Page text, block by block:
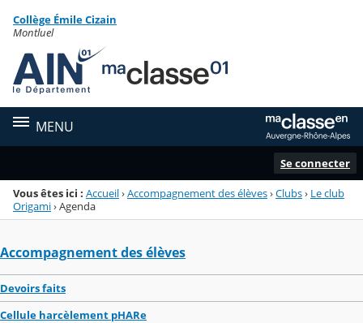
Menu de la rubrique
Contenu
Collège Émile Cizain
Montluel
MENU
Se connecter
Vous êtes ici : Accueil›Accompagnement des élèves›Clubs› Le club
Origami›Agenda
Accompagnement des élèves
Devoirs faits
Cellule harcèlement pHARe